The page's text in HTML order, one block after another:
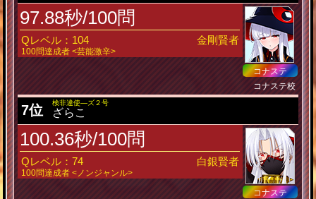
97.88秒/100問
Qレベル：104 金剛賢者
100問達成者 <芸能激辛>
コナステ
コナステ校
7位 検非違使―ズ２号
ざらこ
100.36秒/100問
Qレベル：74 白銀賢者
100問達成者 <ノンジャンル>
コナステ